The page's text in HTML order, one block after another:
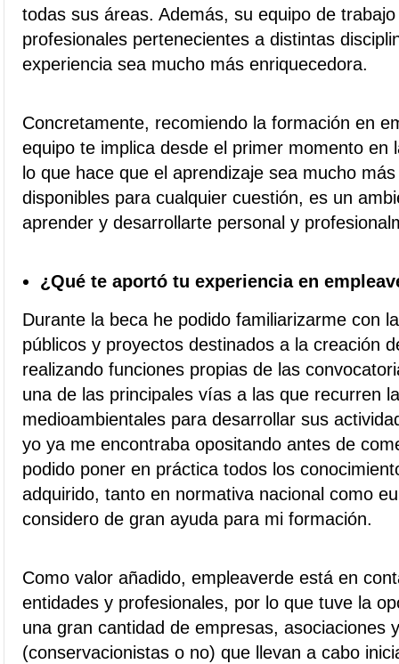
todas sus áreas. Además, su equipo de
profesionales pertenecientes a distintas
experiencia sea mucho más enriquecedora.
Concretamente, recomiendo la formación en
equipo te implica desde el primer momento en
lo que hace que el aprendizaje sea mucho
disponibles para cualquier cuestión, es un
aprender y desarrollarte personal y
¿Qué te aportó tu experiencia en
Durante la beca he podido familiarizarme con
públicos y proyectos destinados a la creación
realizando funciones propias de las
una de las principales vías a las que recurren
medioambientales para desarrollar sus
yo ya me encontraba opositando antes de
podido poner en práctica todos los
adquirido, tanto en normativa nacional como
considero de gran ayuda para mi formación.
Como valor añadido, empleaverde está en
entidades y profesionales, por lo que tuve la
una gran cantidad de empresas, asociaciones
(conservacionistas o no) que llevan a cabo